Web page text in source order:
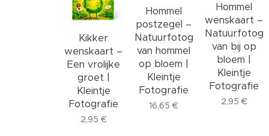
Kikker
wenskaart –
Een vrolijke
groet |
Kleintje
Fotografie
2,95 €
Hommel
postzegel –
Natuurfotografie
van hommel
op bloem |
Kleintje
Fotografie
16,65 €
Hommel
wenskaart –
van bij op
bloem |
Kleintje
Fotografie
2,95 €